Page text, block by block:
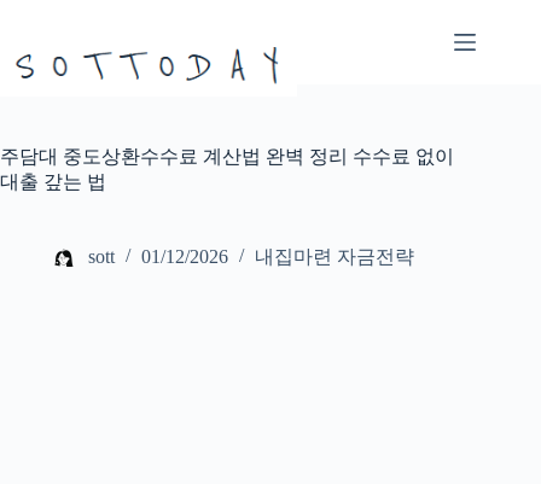
으
뛰
기
주담대 중도상환수수료 계산법 완벽 정리 수수료 없이
대출 갚는 법
sott 01/12/2026 내집마련 자금전략